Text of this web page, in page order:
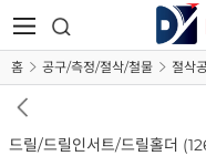
홈 공구/측정/절삭/철물 절삭
드릴/드릴인서트/드릴홀더